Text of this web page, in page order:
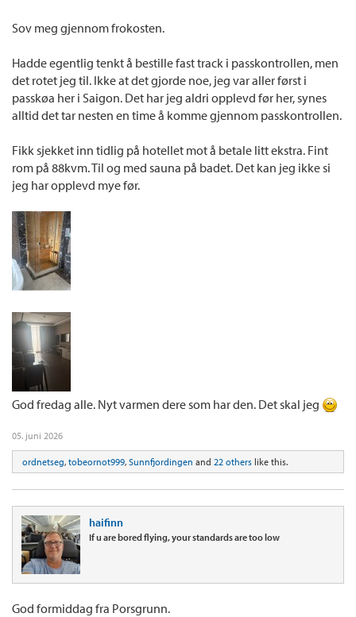
Sov meg gjennom frokosten.
Hadde egentlig tenkt å bestille fast track i passkontrollen, men
det rotet jeg til. Ikke at det gjorde noe, jeg var aller først i
passkøa her i Saigon. Det har jeg aldri opplevd før her, synes
alltid det tar nesten en time å komme gjennom passkontrollen.
Fikk sjekket inn tidlig på hotellet mot å betale litt ekstra. Fint
rom på 88kvm. Til og med sauna på badet. Det kan jeg ikke si
jeg har opplevd mye før.
God fredag alle. Nyt varmen dere som har den. Det skal jeg
05. juni 2026
ordnetseg, tobeornot999, Sunnfjordingen and 22 others like this.
haifinn
If u are bored flying, your standards are too low
God formiddag fra Porsgrunn.